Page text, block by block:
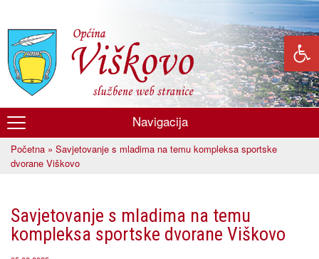
glavni
sadržaj
Općina
Viškovo
Navigacija
Vi ste ovdje
Početna » Savjetovanje s mladima na temu kompleksa sportske
dvorane Viškovo
Savjetovanje s mladima na temu
kompleksa sportske dvorane Viškovo